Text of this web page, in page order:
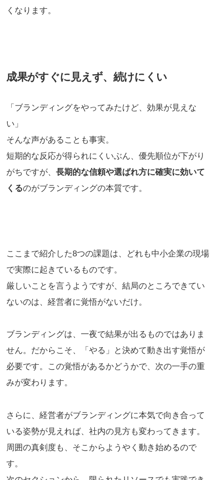
くなります。
成果がすぐに見えず、続けにくい
「ブランディングをやってみたけど、効果が見えな
い」
そんな声があることも事実。
短期的な反応が得られにくいぶん、優先順位が下がり
がちですが、長期的な信頼や選ばれ方に確実に効いて
くるのがブランディングの本質です。
ここまで紹介した8つの課題は、どれも中小企業の現場
で実際に起きているものです。
厳しいことを言うようですが、結局のところできてい
ないのは、経営者に覚悟がないだけ。
ブランディングは、一夜で結果が出るものではありま
せん。だからこそ、「やる」と決めて動き出す覚悟が
必要です。この覚悟があるかどうかで、次の一手の重
みが変わります。
さらに、経営者がブランディングに本気で向き合って
いる姿勢が見えれば、社内の見方も変わってきます。
周囲の真剣度も、そこからようやく動き始めるので
す。